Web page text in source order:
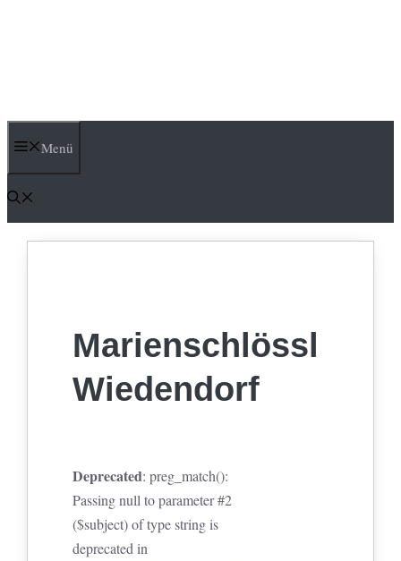
Menü
Marienschlössl
Wiedendorf
Deprecated: preg_match():
Passing null to parameter #2
($subject) of type string is
deprecated in